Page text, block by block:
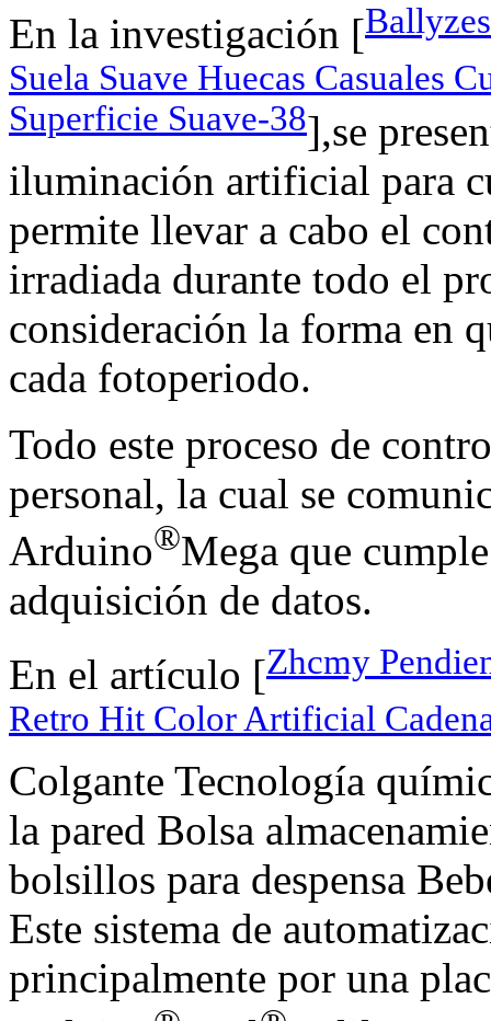
En la investigación [
Suela Suave Huecas Casuales
Superficie Suave-38],se
iluminación artificial para
permite llevar a cabo el
irradiada durante todo el
consideración la forma en
cada fotoperiodo.
Todo este proceso de
personal, la cual se
Arduino®Mega que
adquisición de datos.
En el artículo [Zhcmy
Retro Hit Color Artificial
Colgante Tecnología
la pared Bolsa
bolsillos para despensa
Este sistema de
principalmente por una